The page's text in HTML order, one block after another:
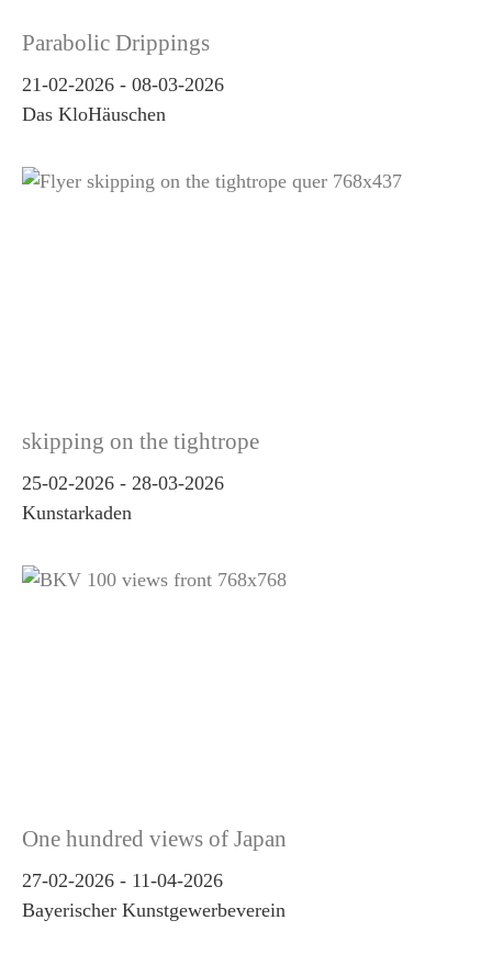
Parabolic Drippings
21-02-2026- 08-03-2026
Das KloHäuschen
skipping on the tightrope
25-02-2026- 28-03-2026
Kunstarkaden
One hundred views of Japan
27-02-2026- 11-04-2026
Bayerischer Kunstgewerbeverein